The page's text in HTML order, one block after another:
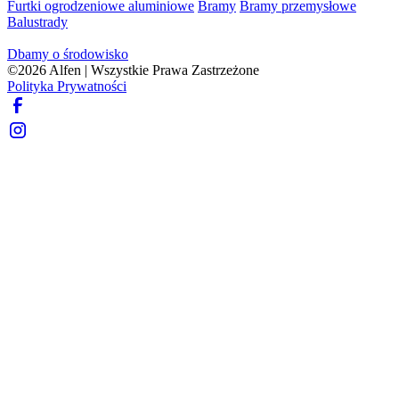
Furtki ogrodzeniowe aluminiowe Bramy Bramy przemysłowe
Balustrady
Dbamy o środowisko
©2026 Alfen | Wszystkie Prawa Zastrzeżone
Polityka Prywatności